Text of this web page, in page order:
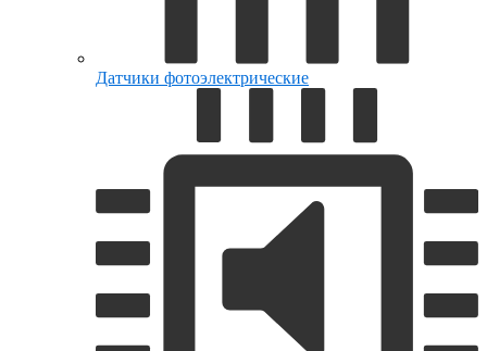
Датчики фотоэлектрические